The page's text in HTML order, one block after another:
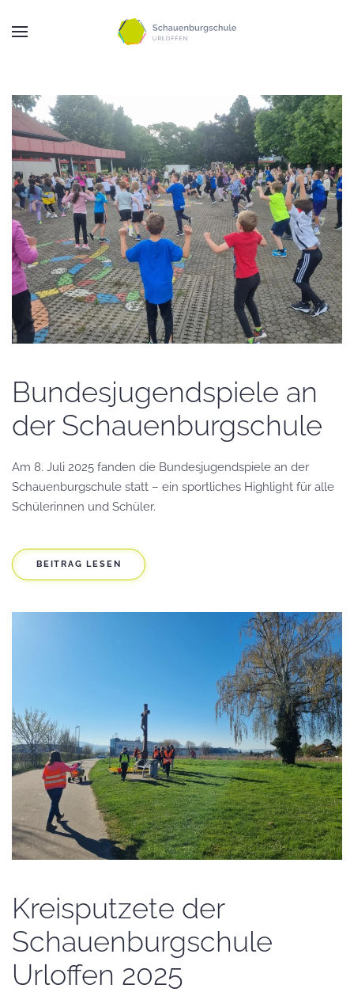
Zum Hauptinhalt springen
Bundesjugendspiele an
der Schauenburgschule
Am 8. Juli 2025 fanden die Bundesjugendspiele an der
Schauenburgschule statt – ein sportliches Highlight für alle
Schülerinnen und Schüler.
BEITRAG LESEN
Kreisputzete der
Schauenburgschule
Urloffen 2025